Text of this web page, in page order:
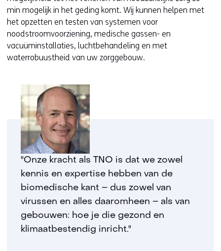
min mogelijk in het geding komt. Wij kunnen helpen met
het opzetten en testen van systemen voor
noodstroomvoorziening, medische gassen- en
vacuüminstallaties, luchtbehandeling en met
waterrobuustheid van uw zorggebouw.
"Onze kracht als TNO is dat we zowel
kennis en expertise hebben van de
biomedische kant – dus zowel van
virussen en alles daaromheen – als van
gebouwen: hoe je die gezond en
klimaatbestendig inricht."